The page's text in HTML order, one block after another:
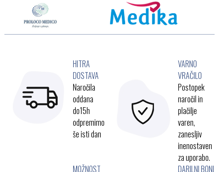
HITRA
DOSTAVA
Naročila
oddana
do15h
odpremimo
še isti dan
VARNO
VRAČILO
Postopek
naročil in
plačilje
varen,
zanesljiv
inenostaven
za uporabo.
MOŽNOST
DARILNI BONI